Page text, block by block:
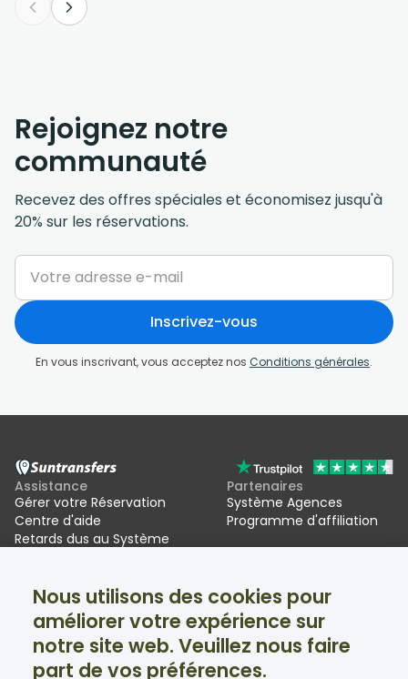
Rejoignez notre
communauté
Recevez des offres spéciales et économisez jusqu'à
20% sur les réservations.
Inscrivez-vous
En vous inscrivant, vous acceptez nos Conditions générales.
Assistance
Gérer votre Réservation
Centre d'aide
Retards dus au Système
Partenaires
Système Agences
Programme d'affiliation
Suntransfers
À propos
Transferts au ski
Réseaux sociaux
Facebook
Assistance disponible 24h/24 et 7j/7
Nous utilisons des cookies pour
améliorer votre expérience sur
notre site web. Veuillez nous faire
part de vos préférences.